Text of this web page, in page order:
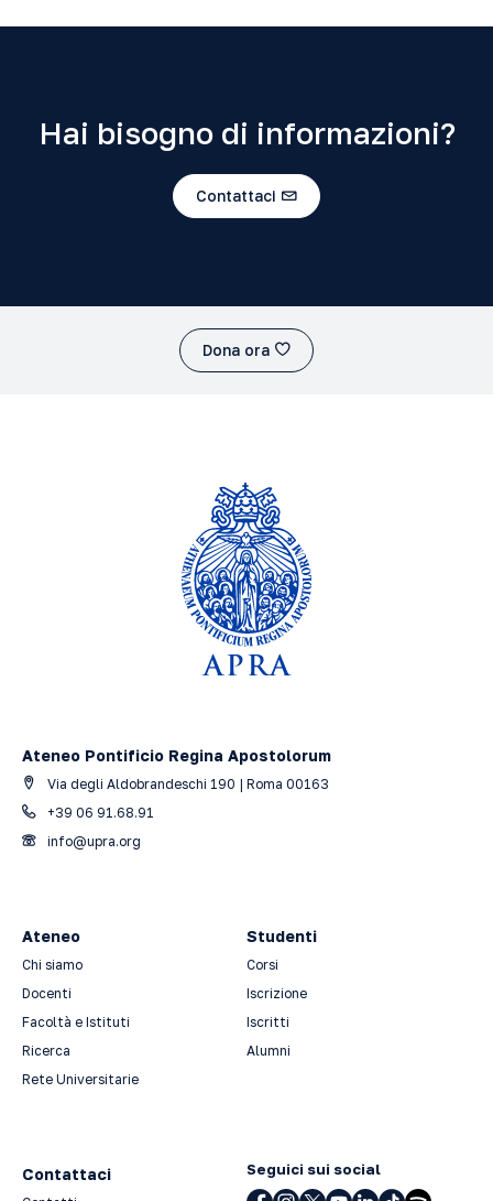
Hai bisogno di informazioni?
Contattaci
Dona ora
Ateneo Pontificio Regina Apostolorum
Via degli Aldobrandeschi 190 | Roma 00163
+39 06 91.68.91
info@upra.org
Ateneo
Chi siamo
Docenti
Facoltà e Istituti
Ricerca
Rete Universitarie
Studenti
Corsi
Iscrizione
Iscritti
Alumni
Contattaci Seguici sui social